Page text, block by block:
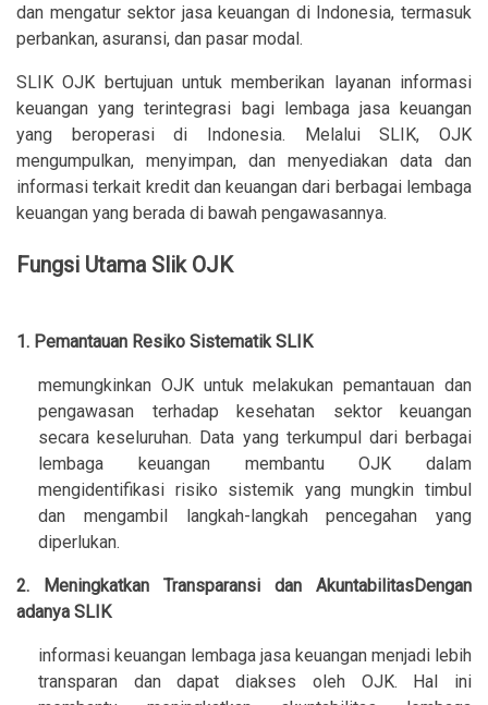
dan mengatur sektor jasa keuangan di Indonesia, termasuk
perbankan, asuransi, dan pasar modal.
SLIK OJK bertujuan untuk memberikan layanan informasi
keuangan yang terintegrasi bagi lembaga jasa keuangan
yang beroperasi di Indonesia. Melalui SLIK, OJK
mengumpulkan, menyimpan, dan menyediakan data dan
informasi terkait kredit dan keuangan dari berbagai lembaga
keuangan yang berada di bawah pengawasannya.
Fungsi Utama Slik OJK
1. Pemantauan Resiko Sistematik SLIK
memungkinkan OJK untuk melakukan pemantauan dan
pengawasan terhadap kesehatan sektor keuangan
secara keseluruhan. Data yang terkumpul dari berbagai
lembaga keuangan membantu OJK dalam
mengidentifikasi risiko sistemik yang mungkin timbul
dan mengambil langkah-langkah pencegahan yang
diperlukan.
2. Meningkatkan Transparansi dan AkuntabilitasDengan
adanya SLIK
informasi keuangan lembaga jasa keuangan menjadi lebih
transparan dan dapat diakses oleh OJK. Hal ini